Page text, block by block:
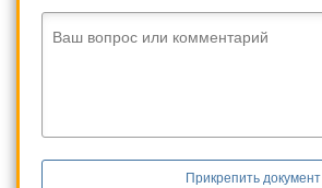
Ваш вопрос или комментарий
Прикрепить документ